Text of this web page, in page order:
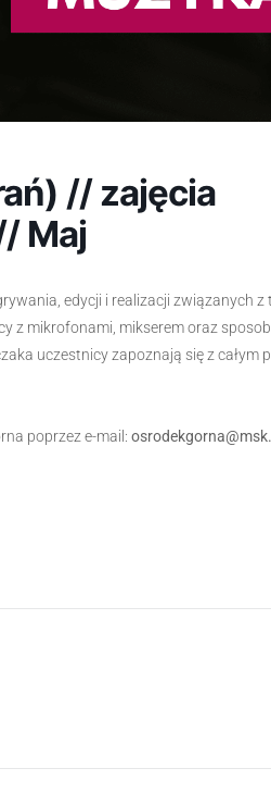
// zajęcia
Maj
edycji i realizacji związanych z
z mikrofonami, mikserem oraz
uczestnicy zapoznają się z całym
poprzez e-mail: